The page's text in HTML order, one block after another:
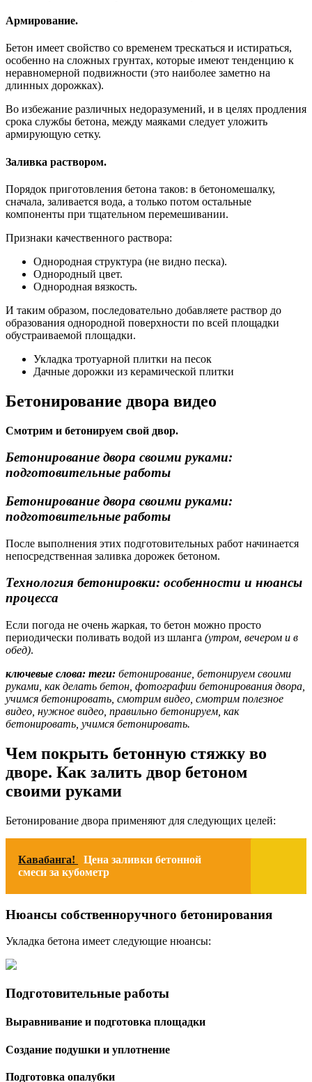
Армирование.
Бетон имеет свойство со временем трескаться и истираться,
особенно на сложных грунтах, которые имеют тенденцию к
неравномерной подвижности (это наиболее заметно на
длинных дорожках).
Во избежание различных недоразумений, и в целях продления
срока службы бетона, между маяками следует уложить
армирующую сетку.
Заливка раствором.
Порядок приготовления бетона таков: в бетономешалку,
сначала, заливается вода, а только потом остальные
компоненты при тщательном перемешивании.
Признаки качественного раствора:
Однородная структура (не видно песка).
Однородный цвет.
Однородная вязкость.
И таким образом, последовательно добавляете раствор до
образования однородной поверхности по всей площадки
обустраиваемой площадки.
Укладка тротуарной плитки на песок
Дачные дорожки из керамической плитки
Бетонирование двора видео
Смотрим и бетонируем свой двор.
Бетонирование двора своими руками:
подготовительные работы
Бетонирование двора своими руками:
подготовительные работы
После выполнения этих подготовительных работ начинается
непосредственная заливка дорожек бетоном.
Технология бетонировки: особенности и нюансы
процесса
Если погода не очень жаркая, то бетон можно просто
периодически поливать водой из шланга (утром, вечером и в
обед).
ключевые слова: теги: бетонирование, бетонируем своими
руками, как делать бетон, фотографии бетонирования двора,
учимся бетонировать, смотрим видео, смотрим полезное
видео, нужное видео, правильно бетонируем, как
бетонировать, учимся бетонировать.
Чем покрыть бетонную стяжку во
дворе. Как залить двор бетоном
своими руками
Бетонирование двора применяют для следующих целей:
Кавабанга!
Цена заливки бетонной
смеси за кубометр
Нюансы собственноручного бетонирования
Укладка бетона имеет следующие нюансы:
Подготовительные работы
Выравнивание и подготовка площадки
Создание подушки и уплотнение
Подготовка опалубки